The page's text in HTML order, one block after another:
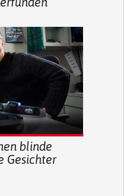
blinde
Gesichter